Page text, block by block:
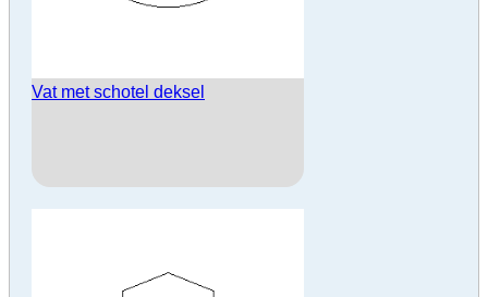
Vat met schotel deksel